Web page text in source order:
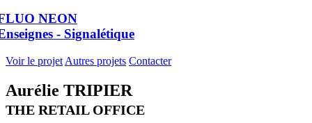
NEON
- Signalétique
Voir le projet Autres projets Contacter
Aurélie TRIPIER
THE RETAIL OFFICE